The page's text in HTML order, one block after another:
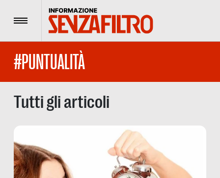
Menu
#PUNTUALITÀ
Tutti gli articoli